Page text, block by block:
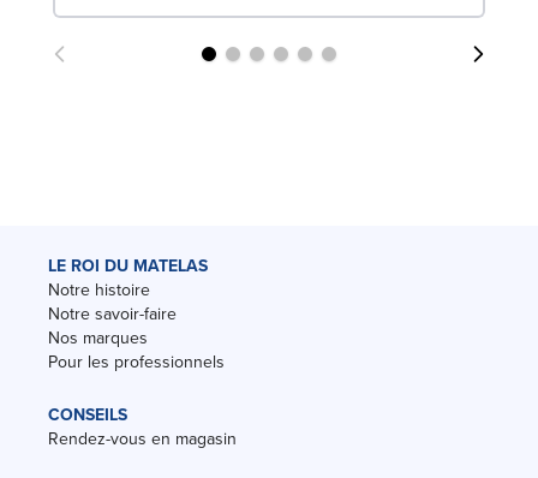
LE ROI DU MATELAS
Notre histoire
Notre savoir-faire
Nos marques
Pour les professionnels
CONSEILS
Rendez-vous en magasin